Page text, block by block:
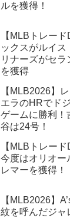
ルを獲得！
【MLBトレー
ックスがルイス
リナーズがセ
を獲得
【MLB2026】
エラのHRでド
ゲームに勝利！
谷は24号！
【MLBトレー
今度はオリオー
レマーを獲得！
【MLB2026】
紋を呼んだジャ